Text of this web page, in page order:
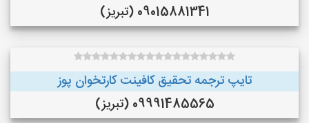
09015881341 (تبریز)
تایپ ترجمه تحقیق کافینت کارتخوان پوز
09991485565 (تبریز)